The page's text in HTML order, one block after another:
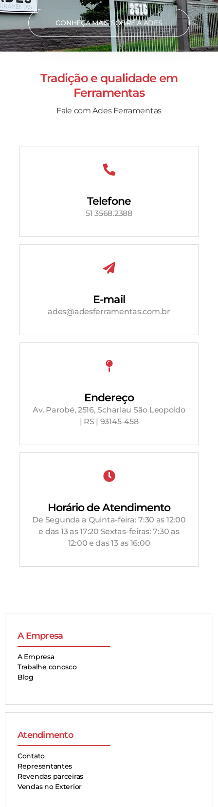
CONHEÇA MAIS SOBRE A ADES
Tradição e qualidade em
Ferramentas
Fale com Ades Ferramentas
Telefone
51 3568.2388
E-mail
ades@adesferramentas.com.br
Endereço
Av. Parobé, 2516, Scharlau São Leopoldo
| RS | 93145-458
Horário de Atendimento
De Segunda a Quinta-feira: 7:30 as 12:00
e das 13 as 17:20 Sextas-feiras: 7:30 as
12:00 e das 13 as 16:00
A Empresa
A Empresa
Trabalhe conosco
Blog
Atendimento
Contato
Representantes
Revendas parceiras
Vendas no Exterior